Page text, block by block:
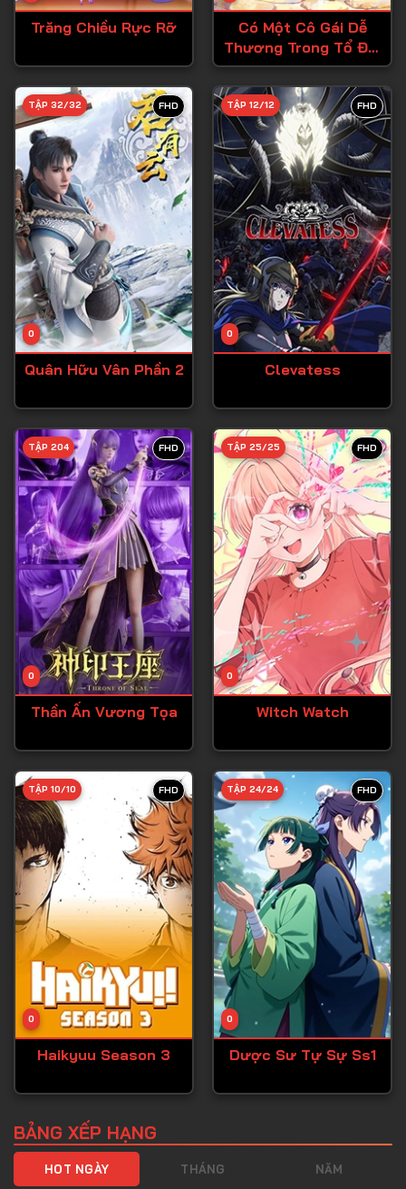
Tập 15
Tập 17
Tập 18
Tập 19
Tập 20
Tập 21
Tập 22
Tập 23
Tập 24
Tập 25
Tập 26
Tập 29
Tập 30
Tập 31
Tập 32
Tập 33
Tập 34
Tập 35
Tập 36
Tập 39
Tập 40
Tập 41
Tập 42
Tập 43
Tập 44
Tập 45
Tập 46
Tập 47
Tập 49
Trăng Chiều Rực Rỡ
Có Một Cô Gái Dễ
Thương Trong Tổ Đội
Anh Hùng, Nên Tôi
Thử Tỏ Tình
FHD
0
TẬP 32/32
Quân Hữu Vân Phần 2
FHD
0
TẬP 12/12
Clevatess
FHD
0
TẬP 204
Thần Ấn Vương Tọa
FHD
0
TẬP 25/25
Witch Watch
FHD
0
TẬP 10/10
Haikyuu Season 3
FHD
0
TẬP 24/24
Dược Sư Tự Sự Ss1
BẢNG XẾP HẠNG
HOT NGÀY THÁNG NĂM